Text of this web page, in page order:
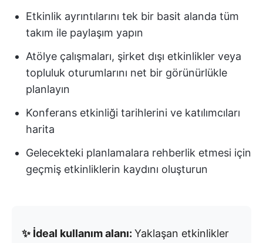
Etkinlik ayrıntılarını tek bir basit alanda tüm
takım ile paylaşım yapın
Atölye çalışmaları, şirket dışı etkinlikler veya
topluluk oturumlarını net bir görünürlükle
planlayın
Konferans etkinliği tarihlerini ve katılımcıları
harita
Gelecekteki planlamalara rehberlik etmesi için
geçmiş etkinliklerin kaydını oluşturun
✨ İdeal kullanım alanı: Yaklaşan etkinlikler